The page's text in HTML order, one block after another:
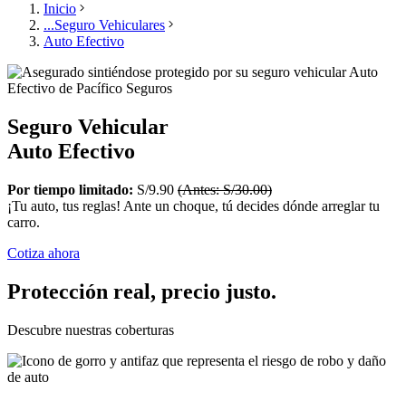
Inicio
...Seguro Vehiculares
Auto Efectivo
Seguro Vehicular
Auto Efectivo
Por tiempo limitado: S/9.90 (Antes: S/30.00)
¡Tu auto, tus reglas! Ante un choque, tú decides dónde arreglar tu
carro.
Cotiza ahora
Protección real, precio justo.
Descubre nuestras coberturas